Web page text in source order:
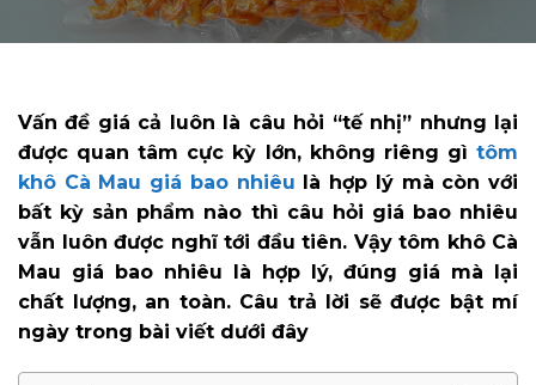
Vấn đề giá cả luôn là câu hỏi “tế nhị” nhưng lại
được quan tâm cực kỳ lớn, không riêng gì tôm
khô Cà Mau giá bao nhiêu là hợp lý mà còn với
bất kỳ sản phẩm nào thì câu hỏi giá bao nhiêu
vẫn luôn được nghĩ tới đầu tiên. Vậy tôm khô Cà
Mau giá bao nhiêu là hợp lý, đúng giá mà lại
chất lượng, an toàn. Câu trả lời sẽ được bật mí
ngày trong bài viết dưới đây